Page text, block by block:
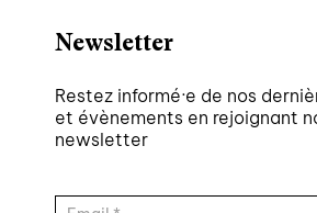
Newsletter
Restez informé·e de nos
et évènements en rejoignant
newsletter